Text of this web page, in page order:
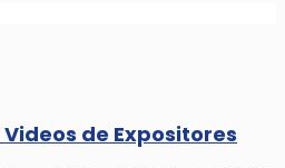
de Expositores